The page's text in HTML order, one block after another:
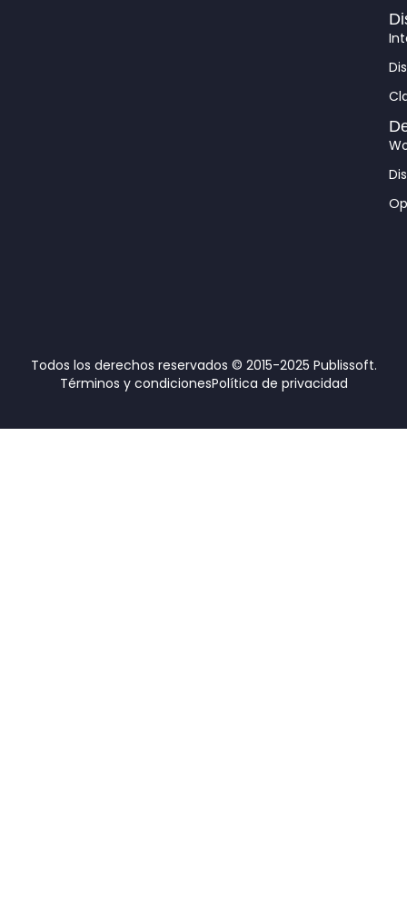
Todos los derechos reservados © 2015-2025 Publissoft.
Términos y condicionesPolítica de privacidad